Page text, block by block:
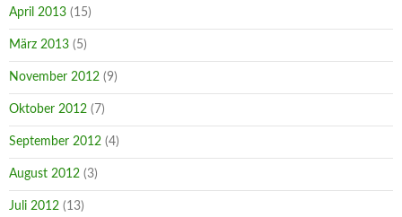
April 2013 (15)
März 2013 (5)
November 2012 (9)
Oktober 2012 (7)
September 2012 (4)
August 2012 (3)
Juli 2012 (13)